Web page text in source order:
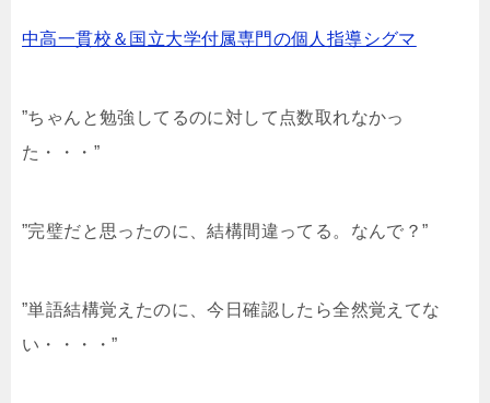
中高一貫校＆国立大学付属専門の個人指導シグマ
”ちゃんと勉強してるのに対して点数取れなかっ
た・・・”
”完璧だと思ったのに、結構間違ってる。なんで？”
”単語結構覚えたのに、今日確認したら全然覚えてな
い・・・・”